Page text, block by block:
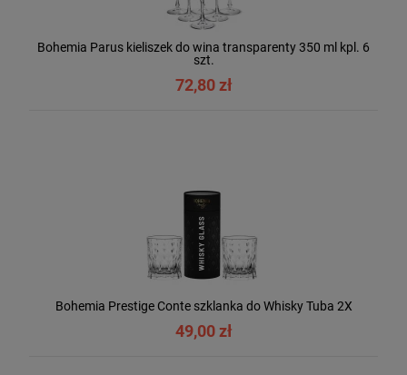
Bohemia Parus kieliszek do wina transparenty 350 ml kpl. 6
szt.
72,80 zł
Bohemia Prestige Conte szklanka do Whisky Tuba 2X
49,00 zł